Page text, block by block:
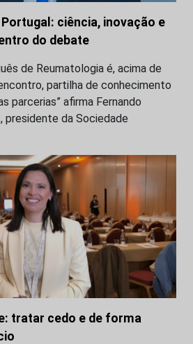
ciência, inovação e
do debate
de Reumatologia é, acima de
partilha de conhecimento
parcerias” afirma Fernando
presidente da Sociedade
tratar cedo e de forma